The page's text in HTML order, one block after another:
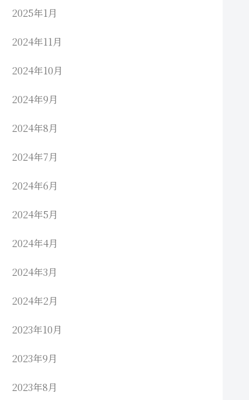
2025年1月
2024年11月
2024年10月
2024年9月
2024年8月
2024年7月
2024年6月
2024年5月
2024年4月
2024年3月
2024年2月
2023年10月
2023年9月
2023年8月